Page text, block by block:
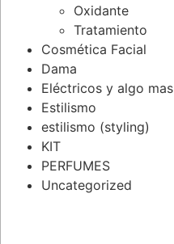
Oxidante
Tratamiento
Cosmética Facial
Dama
Eléctricos y algo mas
Estilismo
estilismo (styling)
KIT
PERFUMES
Uncategorized